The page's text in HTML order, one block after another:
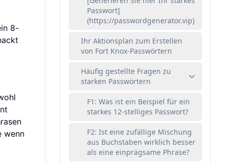
8-
wenn
Passwort]
(https://passwordgenerator.vip)
Ihr Aktionsplan zum Erstellen
von Fort Knox-Passwörtern
Häufig gestellte Fragen zu
starken Passwörtern
F1: Was ist ein Beispiel für ein
starkes 12-stelliges Passwort?
F2: Ist eine zufällige Mischung
aus Buchstaben wirklich besser
als eine einprägsame Phrase?